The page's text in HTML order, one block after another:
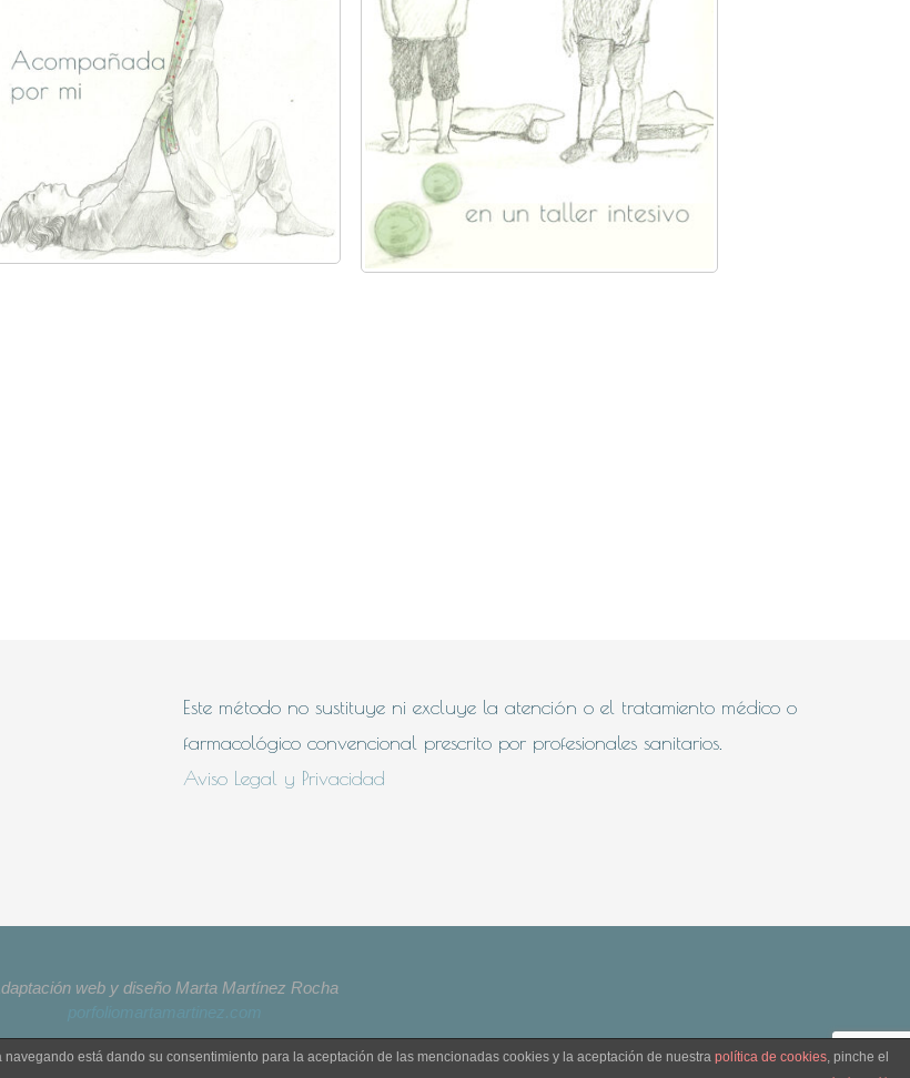
Este método no sustituye ni excluye la atención o el tratamiento médico o
farmacológico convencional prescrito por profesionales sanitarios.
Aviso Legal y Privacidad
web y diseño Marta Martínez Rocha
porfoliomartamartinez.com
está dando su consentimiento para la aceptación de las mencionadas cookies y la aceptación de nuestra política de cookies, pinche el